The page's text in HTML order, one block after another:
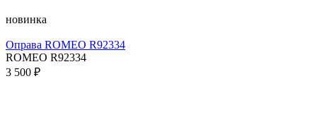
новинка
Оправа ROMEO R92334
ROMEO R92334
3 500 ₽